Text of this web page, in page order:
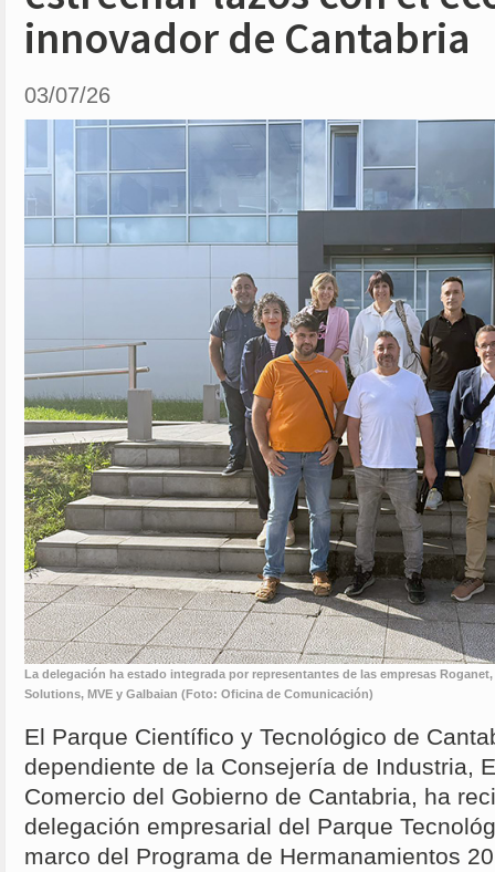
innovador de Cantabria
03/07/26
La delegación ha estado integrada por representantes de las empresas
Solutions, MVE y Galbaian (Foto: Oficina de Comunicación)
El Parque Científico y Tecnológico de
dependiente de la Consejería de Industria,
Comercio del Gobierno de Cantabria, ha
delegación empresarial del Parque
marco del Programa de Hermanamientos